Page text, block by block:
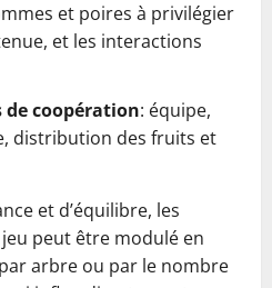
et poires à privilégier
et les interactions
de coopération: équipe,
distribution des fruits et
et d’équilibre, les
peut être modulé en
arbre ou par le nombre